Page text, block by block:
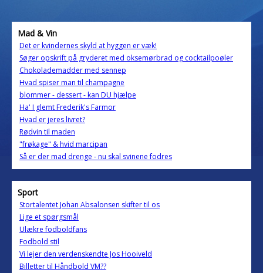
Mad & Vin
Det er kvindernes skyld at hyggen er væk!
Søger opskrift på gryderet med oksemørbrad og cocktailpoøler
Chokolademadder med sennep
Hvad spiser man til champagne
blommer - dessert - kan DU hjælpe
Ha' I glemt Frederik's Farmor
Hvad er jeres livret?
Rødvin til maden
"frøkage" & hvid marcipan
Så er der mad drenge - nu skal svinene fodres
Sport
Stortalentet Johan Absalonsen skifter til os
Lige et spørgsmål
Ulækre fodboldfans
Fodbold stil
Vi lejer den verdenskendte Jos Hooiveld
Billetter til Håndbold VM??